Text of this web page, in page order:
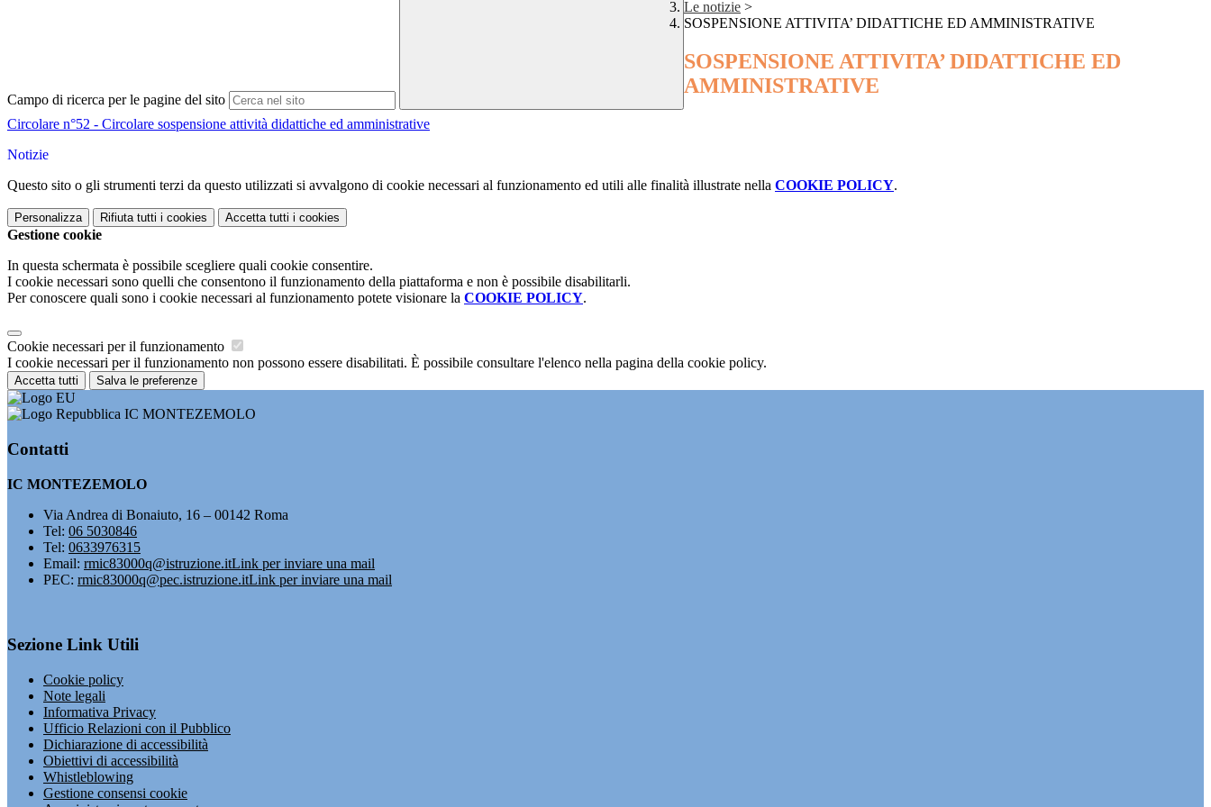
Campo di ricerca per le pagine del sito
Le notizie >
SOSPENSIONE ATTIVITA’ DIDATTICHE ED AMMINISTRATIVE
SOSPENSIONE ATTIVITA’ DIDATTICHE ED
AMMINISTRATIVE
Circolare n°52 - Circolare sospensione attività didattiche ed amministrative
Notizie
Questo sito o gli strumenti terzi da questo utilizzati si avvalgono di cookie necessari al funzionamento ed utili alle finalità illustrate nella COOKIE POLICY.
Personalizza Rifiuta tutti i cookies Accetta tutti i cookies
Gestione cookie
In questa schermata è possibile scegliere quali cookie consentire.
I cookie necessari sono quelli che consentono il funzionamento della piattaforma e non è possibile disabilitarli.
Per conoscere quali sono i cookie necessari al funzionamento potete visionare la COOKIE POLICY.
Cookie necessari per il funzionamento
I cookie necessari per il funzionamento non possono essere disabilitati. È possibile consultare l'elenco nella pagina della cookie policy.
Accetta tutti Salva le preferenze
IC MONTEZEMOLO
Contatti
IC MONTEZEMOLO
Via Andrea di Bonaiuto, 16 – 00142 Roma
Tel: 06 5030846
Tel: 0633976315
Email: rmic83000q@istruzione.itLink per inviare una mail
PEC: rmic83000q@pec.istruzione.itLink per inviare una mail
Sezione Link Utili
Cookie policy
Note legali
Informativa Privacy
Ufficio Relazioni con il Pubblico
Dichiarazione di accessibilità
Obiettivi di accessibilità
Whistleblowing
Gestione consensi cookie